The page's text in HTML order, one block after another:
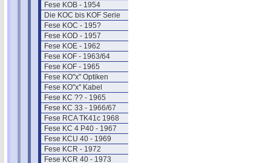
Fese KOB - 1954
Die KOC bis KOF Serie
Fese KOC - 195?
Fese KOD - 1957
Fese KOE - 1962
Fese KOF - 1963/64
Fese KOF - 1965
Fese KO"x" Optiken
Fese KO"x" Kabel
Fese KC ?? - 1965
Fese KC 33 - 1966/67
Fese RCA TK41c 1968
Fese KC 4 P40 - 1967
Fese KCU 40 - 1969
Fese KCR - 1972
Fese KCR 40 - 1973